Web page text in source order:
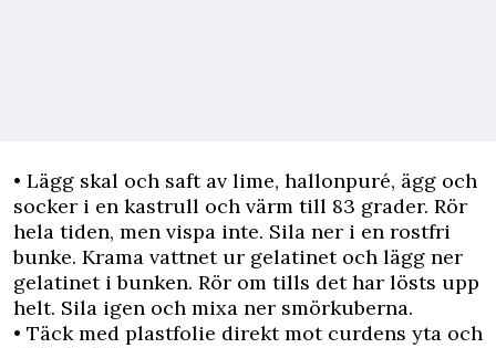
• Lägg skal och saft av lime, hallonpuré, ägg och
socker i en kastrull och värm till 83 grader. Rör
hela tiden, men vispa inte. Sila ner i en rostfri
bunke. Krama vattnet ur gelatinet och lägg ner
gelatinet i bunken. Rör om tills det har lösts upp
helt. Sila igen och mixa ner smörkuberna.
• Täck med plastfolie direkt mot curdens yta och